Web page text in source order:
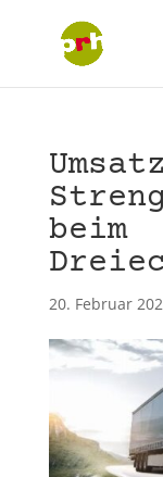
beim
20. Februar